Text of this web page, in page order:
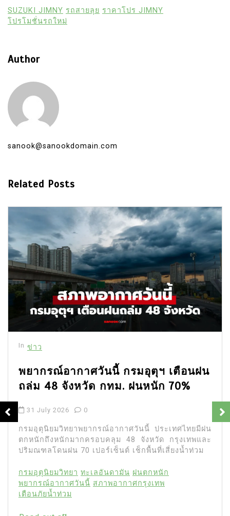
SUZUKI JIMNY รถสายลุย ราคาโปร JIMNY
โปรโมชั่นรถใหม่
Author
sanook@sanookdomain.com
Related Posts
นี้ กรมอุตุฯ เตือนฝน
ม. ฝนหนัก 70%
อากาศวันนี้ ประเทศไทยมีฝน
คลุม 48 จังหวัด กรุงเทพและ
เซ็นต์ เช็กพื้นที่เสี่ยงน้ำท่วม
นดามัน ฝนตกหนัก
พอากาศกรุงเทพ
อาลัย หวังข่าย
ชีวิตกะทันหันใน
27 July 2026
ข้อมูลรายงาน หวัง
หลังเพิ่งถ่ายทำละครเส
Bittersweet Destiny